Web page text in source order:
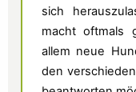
sich
macht oftmals
allem neue
den